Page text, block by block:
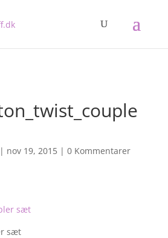
| nov 19, 2015| 0 Kommentarer
sæt